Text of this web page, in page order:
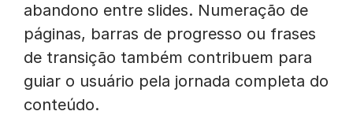
abandono entre slides. Numeração de
páginas, barras de progresso ou frases
de transição também contribuem para
guiar o usuário pela jornada completa do
conteúdo.